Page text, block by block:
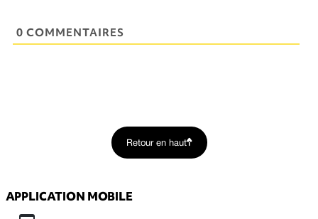
0 COMMENTAIRES
Retour en haut
APPLICATION MOBILE